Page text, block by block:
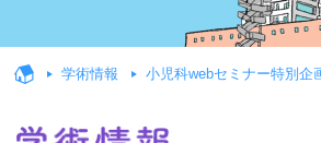
学術情報 小児科webセミナー特別企